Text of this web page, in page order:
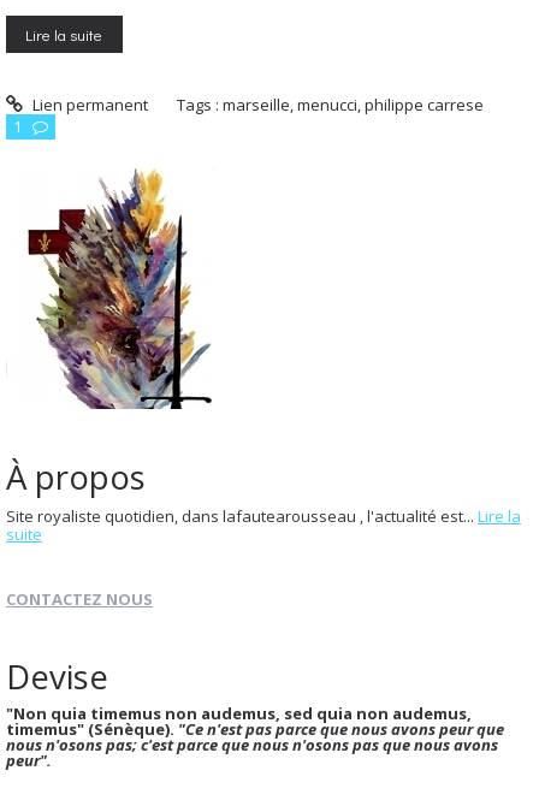
Lire la suite
Lien permanent Tags :marseille,menucci,philippe carrese
1
À propos
Site royaliste quotidien, dans lafautearousseau , l'actualité est... Lire la
suite
CONTACTEZ NOUS
Devise
"Non quia timemus non audemus, sed quia non audemus,
timemus" (Sénèque). "Ce n'est pas parce que nous avons peur que
nous n'osons pas; c'est parce que nous n'osons pas que nous avons
peur".